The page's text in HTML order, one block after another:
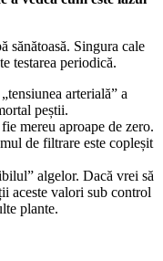
sănătoasă. Singura cale
testarea periodică.
arterială” a
peștii.
mereu aproape de zero.
de filtrare este copleșit
algelor. Dacă vrei să
aceste valori sub control
plante.